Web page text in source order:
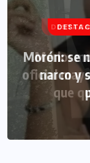
Morón: se
narco y